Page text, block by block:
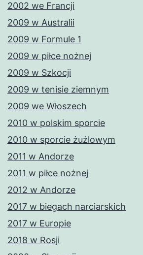
2002 we Francji
2009 w Australii
2009 w Formule 1
2009 w piłce nożnej
2009 w Szkocji
2009 w tenisie ziemnym
2009 we Włoszech
2010 w polskim sporcie
2010 w sporcie żużlowym
2011 w Andorze
2011 w piłce nożnej
2012 w Andorze
2017 w biegach narciarskich
2017 w Europie
2018 w Rosji